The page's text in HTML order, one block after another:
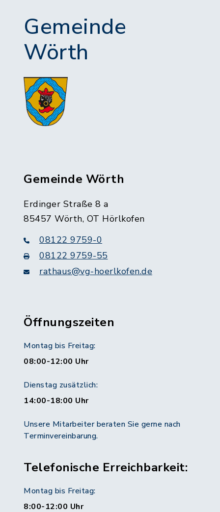
Gemeinde
Wörth
Gemeinde Wörth
Erdinger Straße 8 a
85457 Wörth, OT Hörlkofen
08122 9759-0
08122 9759-55
rathaus@vg-hoerlkofen.de
Öffnungszeiten
Montag bis Freitag:
08:00-12:00 Uhr
Dienstag zusätzlich:
14:00-18:00 Uhr
Unsere Mitarbeiter beraten Sie gerne nach
Terminvereinbarung.
Telefonische Erreichbarkeit:
Montag bis Freitag:
8:00-12:00 Uhr